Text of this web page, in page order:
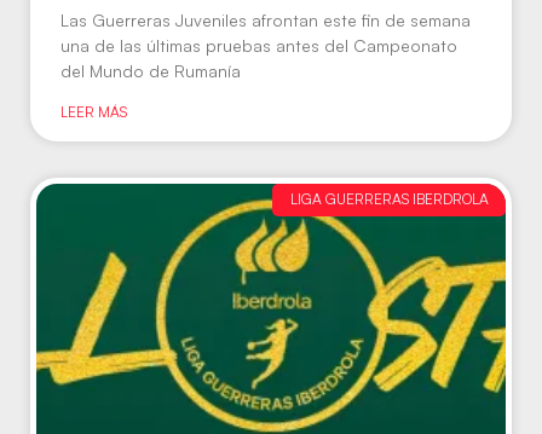
Las Guerreras Juveniles afrontan este fin de semana
una de las últimas pruebas antes del Campeonato
del Mundo de Rumanía
LEER MÁS
LIGA GUERRERAS IBERDROLA